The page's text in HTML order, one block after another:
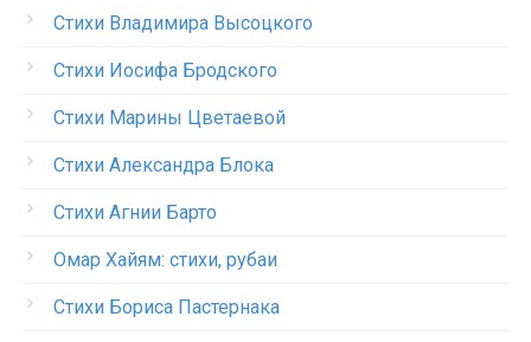
Стихи Владимира Высоцкого
Стихи Иосифа Бродского
Стихи Марины Цветаевой
Стихи Александра Блока
Стихи Агнии Барто
Омар Хайям: стихи, рубаи
Стихи Бориса Пастернака